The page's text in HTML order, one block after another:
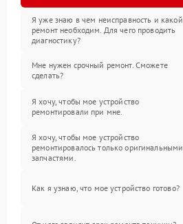
Я уже знаю в чем неисправность и какой
ремонт необходим. Для чего проводить
диагностику?
Мне нужен срочный ремонт. Сможете
сделать?
Я хочу, чтобы мое устройство
ремонтировали при мне.
Я хочу, чтобы мое устройство
ремонтировалось только оригинальными
запчастями.
Как я узнаю, что мое устройство готово?